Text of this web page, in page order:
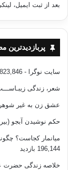
بعد از ثبت ایمیل،
سایت نوگرا - 823,846 بازدید
شعر، زندگی
عشق زن به غیر شوهر
حکم نوشیدن آبجو
میانمار کجاست؟
196,144 بازدید
خلاصه زندگی حضرت